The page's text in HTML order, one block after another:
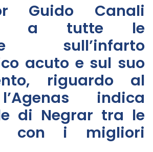
Guido Canali
a tutte le
sull’infarto
acuto e sul suo
riguardo al
indica
di Negrar tra le
con i migliori